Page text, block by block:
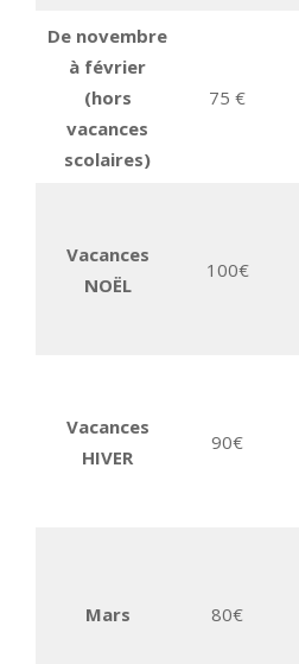
De novembre
à février
(hors
vacances
scolaires)
75 €
Vacances
NOËL
100€
Vacances
HIVER
90€
Mars 80€